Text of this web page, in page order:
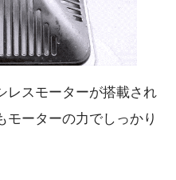
レスモーターが搭載され
モーターの力でしっかり